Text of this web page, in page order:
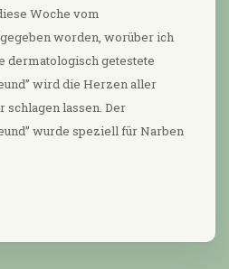
Woche vom
worden, worüber ich
dermatologisch getestete
wird die Herzen aller
lassen. Der
wurde speziell für Narben